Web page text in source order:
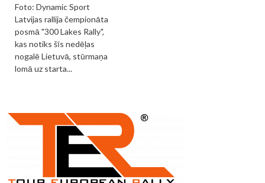
Foto: Dynamic Sport
Latvijas rallija čempionāta
posmā "300 Lakes Rally",
kas notiks šīs nedēļas
nogalē Lietuvā, stūrmaņa
lomā uz starta...